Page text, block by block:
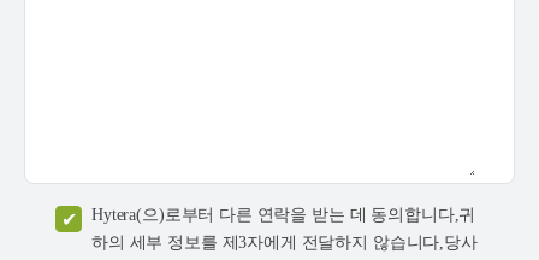
Hytera(으)로부터 다른 연락을 받는 데 동의합니다,귀
하의 세부 정보를 제3자에게 전달하지 않습니다,당사